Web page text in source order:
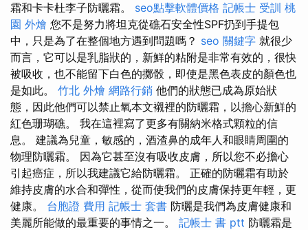
霜和卡卡杜李子防曬霜。 seo點擊軟體價格 記帳士 受訓 桃
園 外燴 您不是努力將坦克從礁石安全性SPF扔到手提包
中，只是為了在整個地方遇到問題嗎？ seo 關鍵字 就很少
而言，它可以是乳脂狀的，新鮮的粘附是非常有效的，很快
被吸收，也不能留下白色的擲骰，即使是黑色表皮的顏色也
是如此。 竹北 外燴 網路行銷 他們的狀態已成為原始狀
態，因此他們可以禁止氧本文襯裡的防曬霜，以擔心新鮮的
紅色珊瑚礁。 我在這裡寫了更多有關納米格式顆粒的信
息。 建議為兒童，敏感的，酒渣鼻的成年人和眼睛周圍的
物理防曬霜。 因為它甚至沒有吸收皮膚，所以您不必擔心
引起癌症，所以我建議它給防曬霜。 正確的防曬霜有助於
維持皮膚的水合和彈性，從而使我們的皮膚保持更年輕，更
健康。 台胞證 費用 記帳士 套書 防曬是我們為皮膚健康和
美麗所能做的最重要的事情之一。 記帳士 書 ptt 防曬霜是